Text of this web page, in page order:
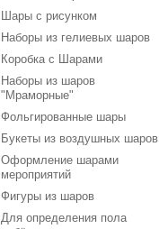
Шары с рисунком
Наборы из гелиевых шаров
Коробка с Шарами
Наборы из шаров
"Мраморные"
Фольгированные шары
Букеты из воздушных шаров
Оформление шарами
мероприятий
Фигуры из шаров
Для определения пола